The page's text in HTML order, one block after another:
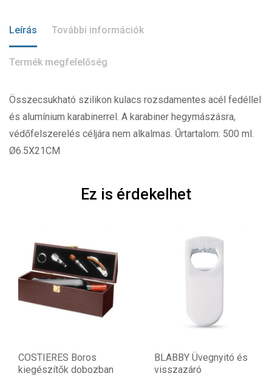
Leírás További információk
Termék megfelelőség
Összecsukható szilikon kulacs rozsdamentes acél fedéllel
és alumínium karabinerrel. A karabiner hegymászásra,
védőfelszerelés céljára nem alkalmas. Űrtartalom: 500 ml.
Ø6.5X21CM
Ez is érdekelhet
COSTIERES Boros
kiegészítők dobozban
BLABBY Üvegnyitó és
visszazáró